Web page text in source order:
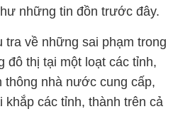
những tin đồn trước đây.
về những sai phạm trong
đô thị tại một loạt các tỉnh,
thông nhà nước cung cấp,
khắp các tỉnh, thành trên cả